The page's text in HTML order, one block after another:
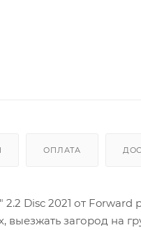
ОПЛАТА
Disc 2021 от
выезжать загород на